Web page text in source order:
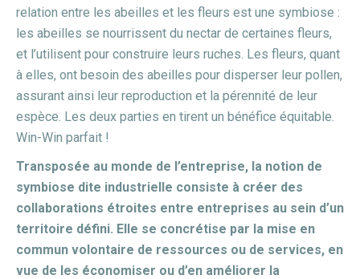
relation entre les abeilles et les fleurs est une symbiose :
les abeilles se nourrissent du nectar de certaines fleurs,
et l’utilisent pour construire leurs ruches. Les fleurs, quant
à elles, ont besoin des abeilles pour disperser leur pollen,
assurant ainsi leur reproduction et la pérennité de leur
espèce. Les deux parties en tirent un bénéfice équitable.
Win-Win parfait !
Transposée au monde de l’entreprise, la notion de
symbiose dite industrielle consiste à créer des
collaborations étroites entre entreprises au sein d’un
territoire défini. Elle se concrétise par la mise en
commun volontaire de ressources ou de services, en
vue de les économiser ou d’en améliorer la